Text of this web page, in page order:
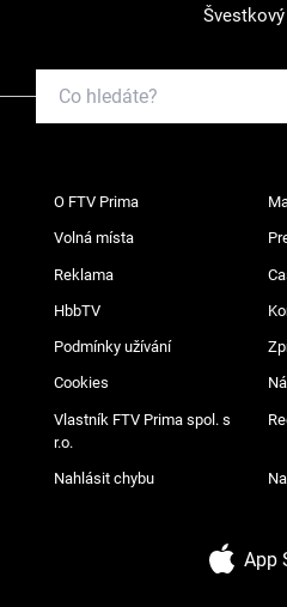
O FTV Prima
Volná místa
Reklama
HbbTV
Podmínky užívání
Cookies
Vlastník FTV Prima spol. s
r.o.
Nahlásit chybu
App